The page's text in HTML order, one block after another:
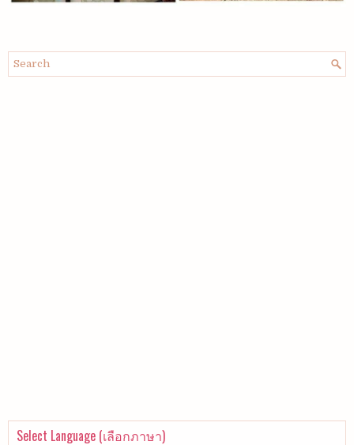
Select Language (เลือกภาษา)